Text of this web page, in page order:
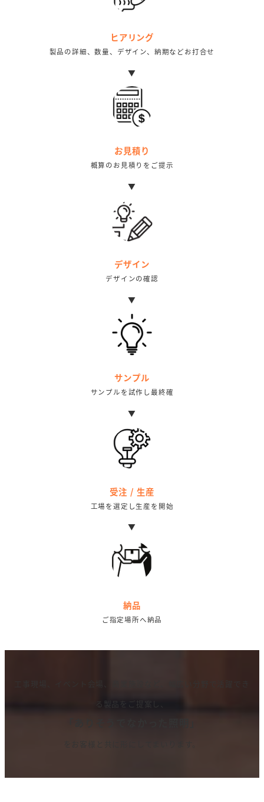
ヒアリング
製品の詳細、数量、デザイン、納期などお打合せ
▼
お見積り
概算のお見積りをご提示
▼
デザイン
デザインの確認
▼
サンプル
サンプルを試作し最終確
▼
受注 / 生産
工場を選定し生産を開始
▼
納品
ご指定場所へ納品
る製品をご提案し、